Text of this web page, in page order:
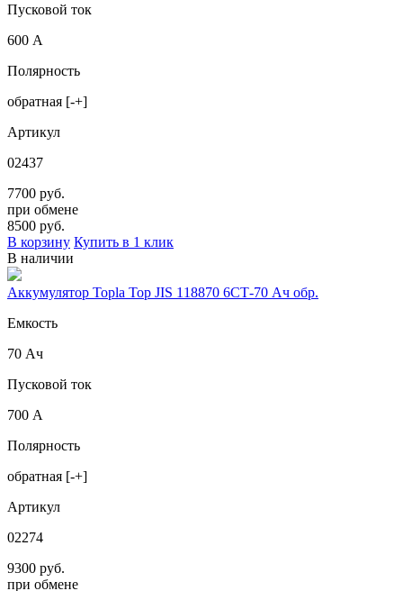
Пусковой ток
600 А
Полярность
обратная [-+]
Артикул
02437
7700 руб.
при обмене
8500 руб.
В корзину Купить в 1 клик
В наличии
Аккумулятор Topla Top JIS 118870 6СТ-70 Ач обр.
Емкость
70 Ач
Пусковой ток
700 А
Полярность
обратная [-+]
Артикул
02274
9300 руб.
при обмене